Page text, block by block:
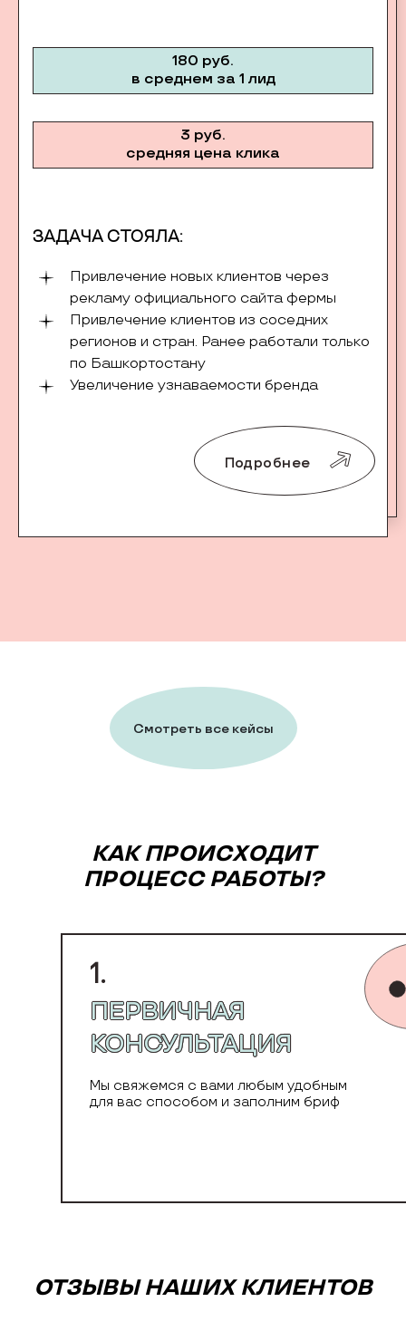
180 руб.
в среднем за 1 лид
3 руб.
средняя цена клика
ЗАДАЧА СТОЯЛА:
Привлечение новых клиентов через
рекламу официального сайта фермы
Привлечение клиентов из соседних
регионов и стран. Ранее работали только
по Башкортостану
Увеличение узнаваемости бренда
Подробнее
Смотреть все кейсы
КАК ПРОИСХОДИТ
ПРОЦЕСС РАБОТЫ?
1.
ПЕРВИЧНАЯ
КОНСУЛЬТАЦИЯ
Мы свяжемся с вами любым удобным
для вас способом и заполним бриф
ОТЗЫВЫ НАШИХ КЛИЕНТОВ